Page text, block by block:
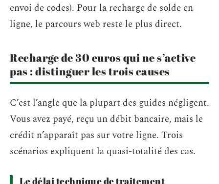
envoi de codes). Pour la recharge de solde en
ligne, le parcours web reste le plus direct.
Recharge de 30 euros qui ne s’active
pas : distinguer les trois causes
C’est l’angle que la plupart des guides négligent.
Vous avez payé, reçu un débit bancaire, mais le
crédit n’apparaît pas sur votre ligne. Trois
scénarios expliquent la quasi-totalité des cas.
Le délai technique de traitement